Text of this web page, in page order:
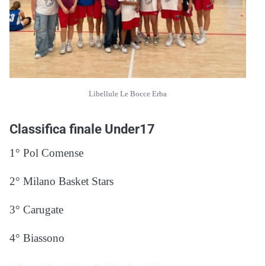
Libellule Le Bocce Erba
Classifica finale Under17
1° Pol Comense
2° Milano Basket Stars
3° Carugate
4° Biassono